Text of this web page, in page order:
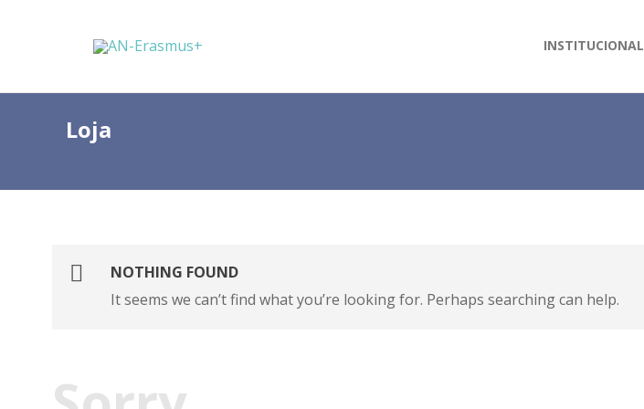
INSTITUCIONAL
Loja
NOTHING FOUND
It seems we can’t find what you’re looking for. Perhaps searching can help.